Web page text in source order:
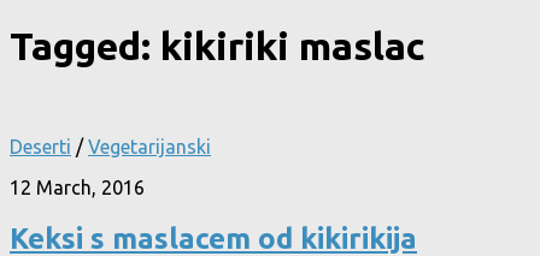
Tagged: kikiriki maslac
Deserti /Vegetarijanski
12 March, 2016
Keksi s maslacem od kikirikija